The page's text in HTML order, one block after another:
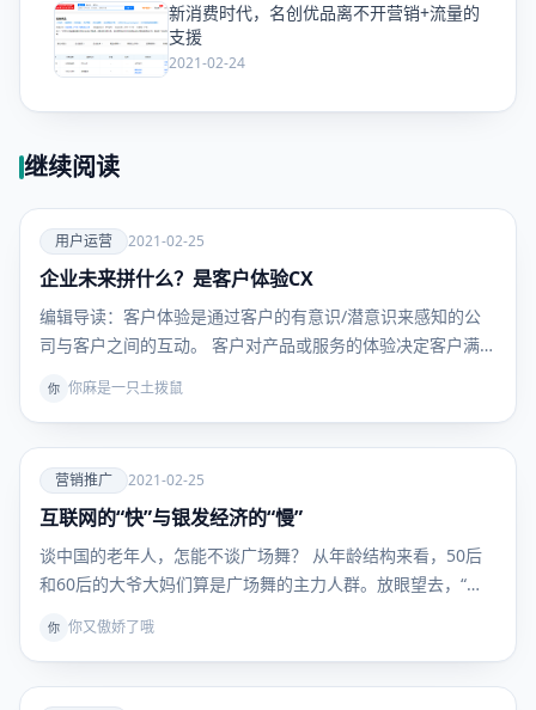
爱
新消费时代，名创优品离不开营销+流量的
支援
2021-02-24
继续阅读
爱
用户运
用户运营 2021-02-25
企业未来拼什么？是客户体验CX
编辑导读：客户体验是通过客户的有意识/潜意识来感知的公
司与客户之间的互动。 客户对产品或服务的体验决定客户满
你 你麻是一只土拨鼠
爱
营销推
营销推广 2021-02-25
互联网的“快”与银发经济的“慢”
谈中国的老年人，怎能不谈广场舞？ 从年龄结构来看，50后
和60后的大爷大妈们算是广场舞的主力人群。放眼望去，“…
你 你又傲娇了哦